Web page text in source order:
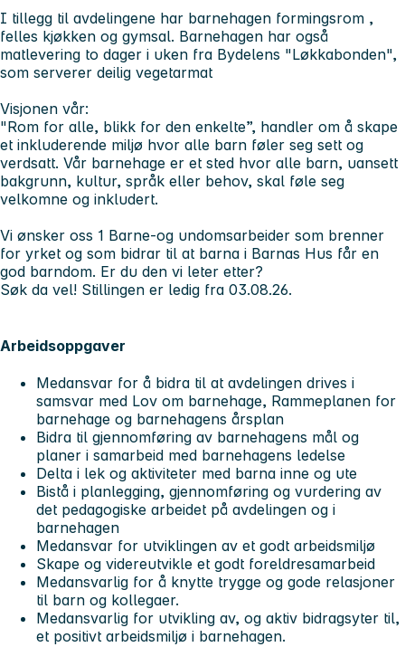
I tillegg til avdelingene har barnehagen formingsrom ,
felles kjøkken og gymsal. Barnehagen har også
matlevering to dager i uken fra Bydelens "Løkkabonden",
som serverer deilig vegetarmat
Visjonen vår:
"Rom for alle, blikk for den enkelte”, handler om å skape
et inkluderende miljø hvor alle barn føler seg sett og
verdsatt. Vår barnehage er et sted hvor alle barn, uansett
bakgrunn, kultur, språk eller behov, skal føle seg
velkomne og inkludert.
Vi ønsker oss 1 Barne-og undomsarbeider som brenner
for yrket og som bidrar til at barna i Barnas Hus får en
god barndom. Er du den vi leter etter?
Søk da vel! Stillingen er ledig fra 03.08.26.
Arbeidsoppgaver
Medansvar for å bidra til at avdelingen drives i
samsvar med Lov om barnehage, Rammeplanen for
barnehage og barnehagens årsplan
Bidra til gjennomføring av barnehagens mål og
planer i samarbeid med barnehagens ledelse
Delta i lek og aktiviteter med barna inne og ute
Bistå i planlegging, gjennomføring og vurdering av
det pedagogiske arbeidet på avdelingen og i
barnehagen
Medansvar for utviklingen av et godt arbeidsmiljø
Skape og videreutvikle et godt foreldresamarbeid
Medansvarlig for å knytte trygge og gode relasjoner
til barn og kollegaer.
Medansvarlig for utvikling av, og aktiv bidragsyter til,
et positivt arbeidsmiljø i barnehagen.